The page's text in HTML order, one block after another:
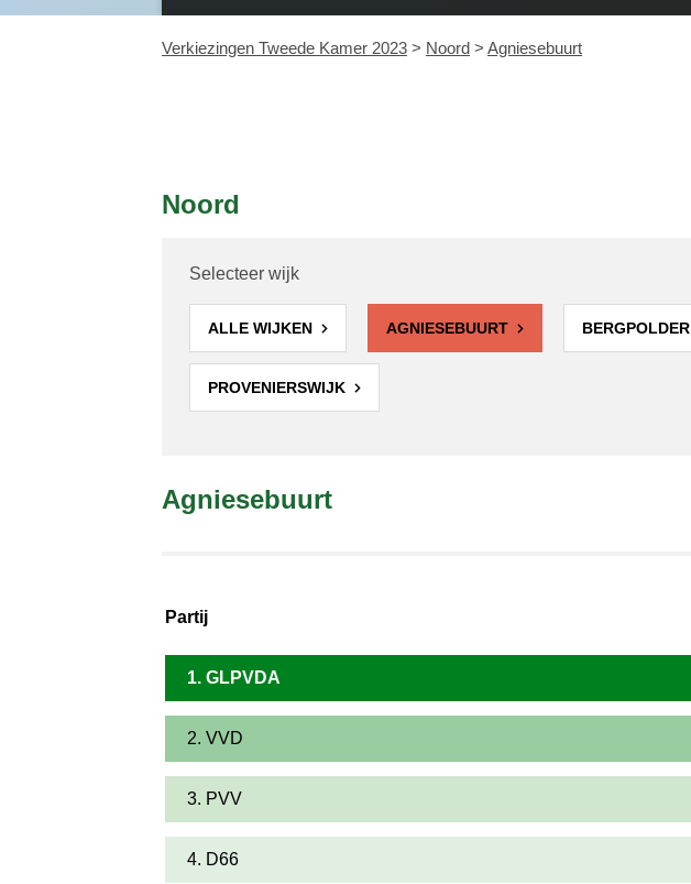
Verkiezingen Tweede Kamer 2023 > Noord > Agniesebuurt
Noord
Selecteer wijk
ALLE WIJKEN AGNIESEBUURT BERGPOLDER
PROVENIERSWIJK
Agniesebuurt
Partij
1. GLPVDA
2. VVD
3. PVV
4. D66